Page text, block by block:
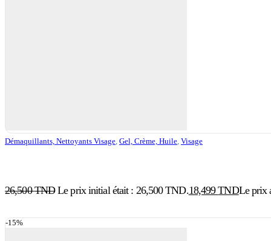
Démaquillants, Nettoyants Visage, Gel, Crème, Huile, Visage
26,500TND Le prix initial était : 26,500 TND.18,499TNDLe prix
-15%